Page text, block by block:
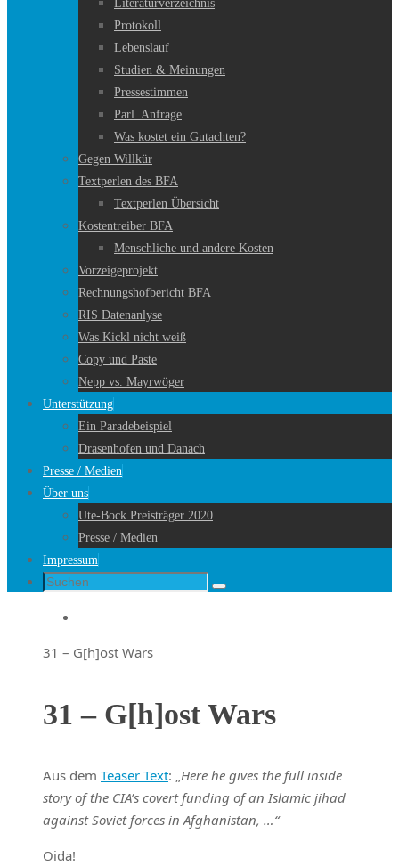
Literaturverzeichnis
Protokoll
Lebenslauf
Studien & Meinungen
Pressestimmen
Parl. Anfrage
Was kostet ein Gutachten?
Gegen Willkür
Textperlen des BFA
Textperlen Übersicht
Kostentreiber BFA
Menschliche und andere Kosten
Vorzeigeprojekt
Rechnungshofbericht BFA
RIS Datenanlyse
Was Kickl nicht weiß
Copy und Paste
Nepp vs. Mayrwöger
Unterstützung
Ein Paradebeispiel
Drasenhofen und Danach
Presse / Medien
Über uns
Ute-Bock Preisträger 2020
Presse / Medien
Impressum
Suche
Suchen
Startseite
31 – G[h]ost Wars
31 – G[h]ost Wars
Aus dem Teaser Text: „Here he gives the full inside
story of the CIA’s covert funding of an Islamic jihad
against Soviet forces in Afghanistan, …“
Oida!